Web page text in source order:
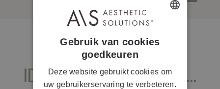
IDÉAL ÀCOMBINERAVEC ...
FRENCH
Gebruik van cookies
goedkeuren
Deze website gebruikt cookies om
uw gebruikerservaring te verbeteren.